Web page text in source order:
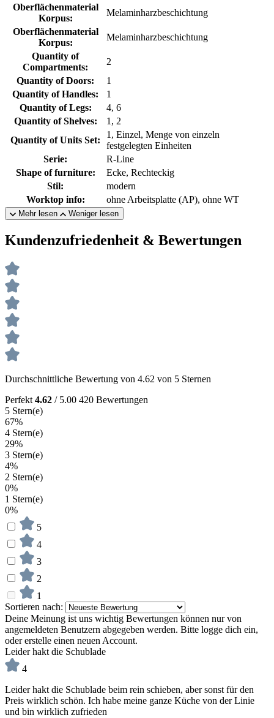
Oberflächenmaterial
Korpus:
Melaminharzbeschichtung
Oberflächenmaterial
Korpus:
Melaminharzbeschichtung
Quantity of
Compartments:
2
Quantity of Doors:
1
Quantity of Handles:
1
Quantity of Legs:
4, 6
Quantity of Shelves:
1, 2
Quantity of Units Set:
1, Einzel, Menge von einzeln
festgelegten Einheiten
Serie:
R-Line
Shape of furniture:
Ecke, Rechteckig
Stil:
modern
Worktop info:
ohne Arbeitsplatte (AP), ohne WT
Mehr lesen Weniger lesen
Kundenzufriedenheit & Bewertungen
Durchschnittliche Bewertung von 4.62 von 5 Sternen
Perfekt 4.62 / 5.00 420 Bewertungen
5 Stern(e)
67%
4 Stern(e)
29%
3 Stern(e)
4%
2 Stern(e)
0%
1 Stern(e)
0%
5
4
3
2
1
Sortieren nach:
Deine Meinung ist uns wichtig Bewertungen können nur von
angemeldeten Benutzern abgegeben werden. Bitte logge dich ein,
oder erstelle einen neuen Account.
Leider hakt die Schublade
4
Leider hakt die Schublade beim rein schieben, aber sonst für den
Preis wirklich schön. Ich habe meine ganze Küche von der Linie
und bin wirklich zufrieden